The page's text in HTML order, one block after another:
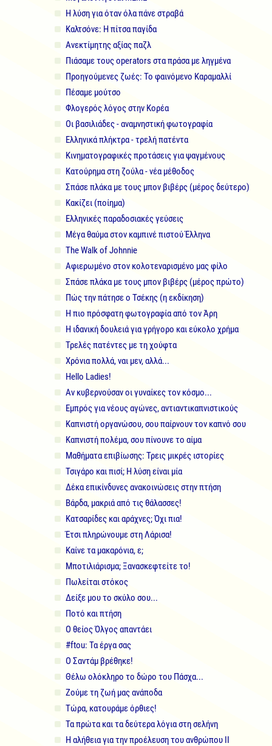
Η λύση για όταν όλα πάνε στραβά
Καλτσόνε: Η πίτσα παγίδα
Ανεκτίμητης αξίας παζλ
Πιάσαμε τους operators στα πράσα με ληγμένα
Προηγούμενες ζωές: Το φαινόμενο Καραμαλλί
Πέσαμε μούτσο
Φλογερός λόγος στην Κορέα
Οι βασιλιάδες - αναμνηστική φωτογραφία
Ελληνικά πλήκτρα - τρελή πατέντα
Κινηματογραφικές προτάσεις για ψαγμένους
Κατούρημα στη ζούλα - νέα μέθοδος
Σπάσε πλάκα με τους μπον βιβέρς (μέρος δεύτερο)
Κακίζει (ποίημα)
Ελληνικές παραδοσιακές γεύσεις
Μέγα θαύμα στον καμπινέ πιστού Έλληνα
The Walk of Johnnie
Αφιερωμένο στον κολοτεναρισμένο μας φίλο
Σπάσε πλάκα με τους μπον βιβέρς (μέρος πρώτο)
Πώς την πάτησε ο Τσέκης (η εκδίκηση)
Η πιο πρόσφατη φωτογραφία από τον Άρη
Η ιδανική δουλειά για γρήγορο και εύκολο χρήμα
Τρελές πατέντες με τη χούφτα
Χρόνια πολλά, ναι μεν, αλλά...
Hello Ladies!
Αν κυβερνούσαν οι γυναίκες τον κόσμο...
Εμπρός για νέους αγώνες, αντιαντικαπνιστικούς
Καπνιστή οργανώσου, σου παίρνουν τον καπνό σου
Καπνιστή πολέμα, σου πίνουνε το αίμα
Μαθήματα επιβίωσης: Τρεις μικρές ιστορίες
Τσιγάρο και πισί; Η λύση είναι μία
Δέκα επικίνδυνες ανακοινώσεις στην πτήση
Βάρδα, μακριά από τις θάλασσες!
Κατσαρίδες και αράχνες; Όχι πια!
Έτσι πληρώνουμε στη Λάρισα!
Καίνε τα μακαρόνια, ε;
Μποτιλιάρισμα; Ξανασκεφτείτε το!
Πωλείται στόκος
Δείξε μου το σκύλο σου...
Ποτό και πτήση
Ο θείος Όλγος απαντάει
#ftou: Τα έργα σας
Ο Σαντάμ βρέθηκε!
Θέλω ολόκληρο το δώρο του Πάσχα...
Ζούμε τη ζωή μας ανάποδα
Τώρα, κατουράμε όρθιες!
Τα πρώτα και τα δεύτερα λόγια στη σελήνη
Η αλήθεια για την προέλευση του ανθρώπου II